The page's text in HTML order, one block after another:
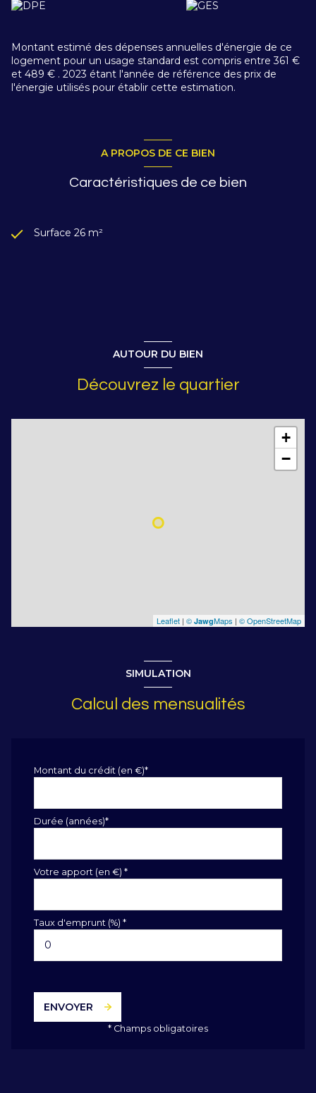
Montant estimé des dépenses annuelles d'énergie de ce
logement pour un usage standard est compris entre 361 €
et 489 € . 2023 étant l'année de référence des prix de
l'énergie utilisés pour établir cette estimation.
A PROPOS DE CE BIEN
Caractéristiques de ce bien
Surface 26 m²
AUTOUR DU BIEN
Découvrez le quartier
+
−
Leaflet | © JawgMaps | © OpenStreetMap
SIMULATION
Calcul des mensualités
Montant du crédit (en €)*
Durée (années)*
Votre apport (en €) *
Taux d'emprunt (%) *
ENVOYER
* Champs obligatoires